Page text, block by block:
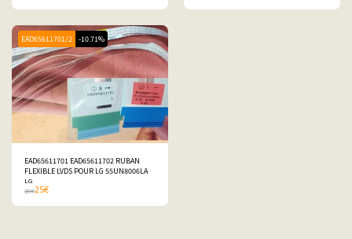
EAD65611701/2 -10.71%
EAD65611701 EAD65611702 RUBAN
FLEXIBLE LVDS POUR LG 55UN8006LA
LG
28€25€